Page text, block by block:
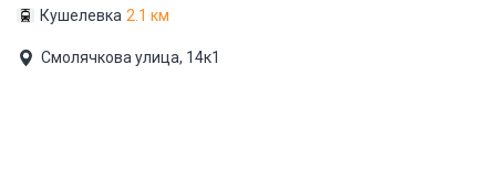
Кушелевка 2.1 км
Смолячкова улица, 14к1